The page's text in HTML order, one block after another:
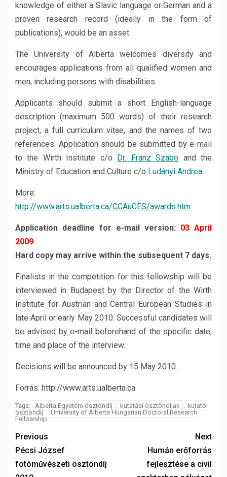
knowledge of either a Slavic language or German and a
proven research record (ideally in the form of
publications), would be an asset.
The University of Alberta welcomes diversity and
encourages applications from all qualified women and
men, including persons with disabilities.
Applicants should submit a short English-language
description (maximum 500 words) of their research
project, a full curriculum vitae, and the names of two
references. Application should be submitted by e-mail
to the Wirth Institute c/o Dr. Franz Szabo and the
Ministry of Education and Culture c/o Ludányi Andrea.
More:
http://www.arts.ualberta.ca/CCAuCES/awards.htm
Application deadline for e-mail version: 03 April
2009
Hard copy may arrive within the subsequent 7 days.
Finalists in the competition for this fellowship will be
interviewed in Budapest by the Director of the Wirth
Institute for Austrian and Central European Studies in
late April or early May 2010. Successful candidates will
be advised by e-mail beforehand of the specific date,
time and place of the interview.
Decisions will be announced by 15 May 2010.
Forrás: http://www.arts.ualberta.ca
Tags: Alberta Egyetem ösztöndíj kutatási ösztöndíjak
kutatói
ösztöndíj
University of Alberta Hungarian Doctoral Research
Fellowship
Previous
Pécsi József
fotóművészeti ösztöndíj
Next
Humán erőforrás
fejlesztése a civil